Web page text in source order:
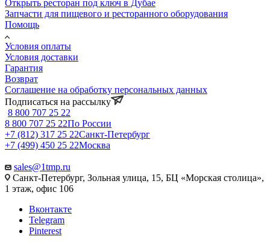
Открыть ресторан под ключ в Дубае
Запчасти для пищевого и ресторанного оборудования
Помощь
Условия оплаты
Условия доставки
Гарантия
Возврат
Соглашение на обработку персональных данных
Подписаться на рассылку
8 800 707 25 22
8 800 707 25 22По России
+7 (812) 317 25 22Санкт-Петербург
+7 (499) 450 25 22Москва
sales@1tmp.ru
Санкт-Петербург, Зольная улица, 15, БЦ «Морская столица»,
1 этаж, офис 106
Вконтакте
Telegram
Pinterest